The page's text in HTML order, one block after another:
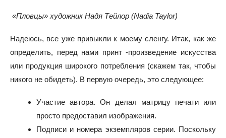
«Пловцы» художник Надя Тейлор (Nadia Taylor)
Надеюсь, все уже привыкли к моему сленгу. Итак, как же
определить, перед нами принт -произведение искусства
или продукция широкого потребления (скажем так, чтобы
никого не обидеть). В первую очередь, это следующее:
Участие автора. Он делал матрицу печати или
просто предоставил изображения.
Подписи и номера экземпляров серии. Поскольку